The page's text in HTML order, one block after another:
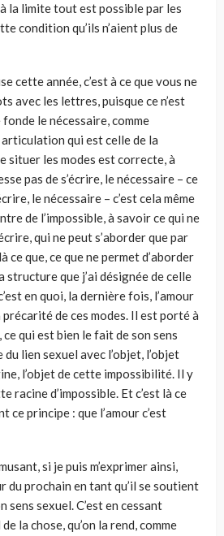
la limite tout est possible par les
condition qu’ils n’aient plus de
cette année, c’est à ce que vous ne
avec les lettres, puisque ce n’est
le nécessaire, comme
articulation qui est celle de la
situer les modes est correcte, à
pas de s’écrire, le nécessaire – ce
le nécessaire – c’est cela même
de l’impossible, à savoir ce qui ne
qui ne peut s’aborder que par
ce que, ce que ne permet d’aborder
structure que j’ai désignée de celle
en quoi, la dernière fois, l’amour
de ces modes. Il est porté à
ce qui est bien le fait de son sens
du lien sexuel avec l’objet, l’objet
l’objet de cette impossibilité. Il y
racine d’impossible. Et c’est là ce
ce principe : que l’amour c’est
si je puis m’exprimer ainsi,
du prochain en tant qu’il se soutient
sens sexuel. C’est en cessant
la chose, qu’on la rend, comme